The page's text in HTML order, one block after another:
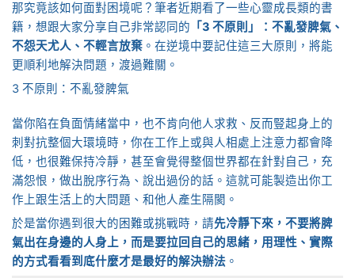
那究竟該如何面對困境呢？筆者近期看了一些心靈成長類的書
籍，想跟大家分享自己非常認同的 「3 不原則」：不亂發脾氣、
不怨天尤人、不輕言放棄 。在逆境中要記住這三大原則，將能
更順利地解決問題，渡過難關。
3 不原則：不亂發脾氣
當你陷在負面情緒當中，也不肯向他人求救、反而豎起身上的
刺對抗整個大環境時，你在工作上或與人相處上注意力都會降
低，也很難保持冷靜，甚至會覺得整個世界都在針對自己，充
滿怨恨，做出脫序行為、說出過份的話。這就可能製造出你工
作上跟生活上的大問題、和他人產生隔閡。
於是當你遇到很大的困難或挑戰時，請先冷靜下來，不要將脾
氣出在身邊的人身上，而是要拉回自己的思緒，用理性、實際
的方式看看到底什麼才是最好的解決辦法 。